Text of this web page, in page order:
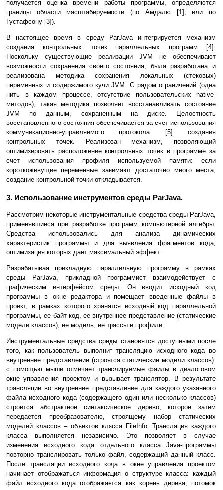
получается оценка времени работы программы, определяются
границы области масштабируемости (по Амдалю [1], или по
Густафсону [3]).
В настоящее время в среду ParJava интегрируется механизм
создания контрольных точек параллельных программ [4].
Поскольку существующие реализации JVM не обеспечивают
возможности сохранения своего состояния, была разработана и
реализована методика сохранения локальных (стековых)
переменных и содержимого кучи JVM. С рядом ограничений (одна
нить в каждом процессе, отсутствие пользовательских native-
методов), такая методика позволяет восстанавливать состояние
JVM по данным, сохраненным на диске. Целостность
восстановленного состояния обеспечивается за счет использования
коммуникационно-управляемого протокола [5] создания
контрольных точек. Реализован механизм, позволяющий
оптимизировать расположение контрольных точек в программе за
счет использования профиля используемой памяти: если
короткоживущие переменные занимают достаточно много места,
создание контрольной точки откладывается.
3. Использование инструментов среды ParJava.
Рассмотрим некоторые инструментальные средства среды ParJava,
применявшиеся при разработке программ компьютерной алгебры.
Средства использовались для анализа динамических
характеристик программы и для выявления фрагментов кода,
оптимизация которых дает максимальный эффект.
Разрабатывая прикладную параллельную программу в рамках
среды ParJava, прикладной программист взаимодействует с
графическим интерфейсом среды. Он вводит исходный код
программы в окне редактора и помещает введенные файлы в
проект, в рамках которого хранятся исходный код параллельной
программы, ее байт-код, ее внутреннее представление (статические
модели классов), ее модель, ее трассы и профили.
Инструментальные средства среды становятся доступными после
того, как пользователь выполнит трансляцию исходного кода во
внутреннее представление (строятся статические модели классов):
с помощью мыши отмечает транслируемые файлы в диалоговом
окне управления проектом и вызывает транслятор. В результате
трансляции во внутреннее представление для каждого указанного
файла исходного кода (содержащего один или несколько классов)
строится абстрактное синтаксическое дерево, которое затем
передается преобразователю, строящему набор статических
моделей классов – объектов класса FileInfo. Трансляция каждого
класса выполняется независимо. Это позволяет в случае
изменения исходного кода отдельного класса Java-программы
повторно транслировать только файл, содержащий данный класс.
После трансляции исходного кода в окне управления проектом
начинает отображаться информация о структуре класса: каждый
файл исходного кода отображается как корень дерева, потомок